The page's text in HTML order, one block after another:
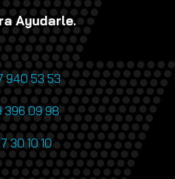
Ayudarle.
940 53 53
396 09 98
30 10 10